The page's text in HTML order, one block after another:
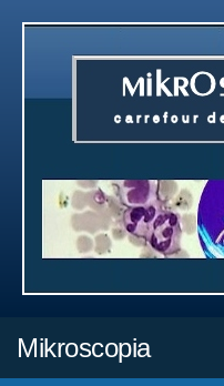
Mikroscopia